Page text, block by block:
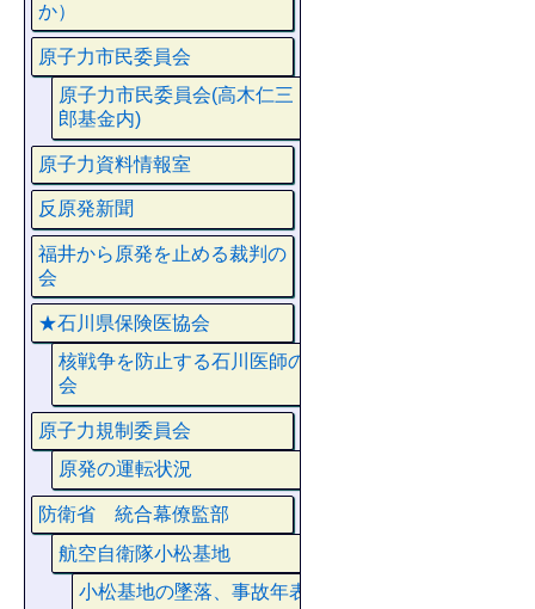
か）
原子力市民委員会
原子力市民委員会(高木仁三
郎基金内)
原子力資料情報室
反原発新聞
福井から原発を止める裁判の
会
★石川県保険医協会
核戦争を防止する石川医師の
会
原子力規制委員会
原発の運転状況
防衛省 統合幕僚監部
航空自衛隊小松基地
小松基地の墜落、事故年表